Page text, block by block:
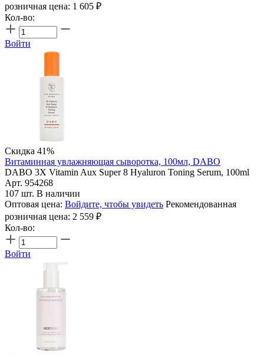
розничная цена: 1 605 ₽
Кол-во:
Войти
Скидка 41%
Витаминная увлажняющая сыворотка, 100мл, DABO
DABO 3X Vitamin Aux Super 8 Hyaluron Toning Serum, 100ml
Арт. 954268
107 шт. В наличии
Оптовая цена: Войдите, чтобы увидеть Рекомендованная
розничная цена: 2 559 ₽
Кол-во:
Войти